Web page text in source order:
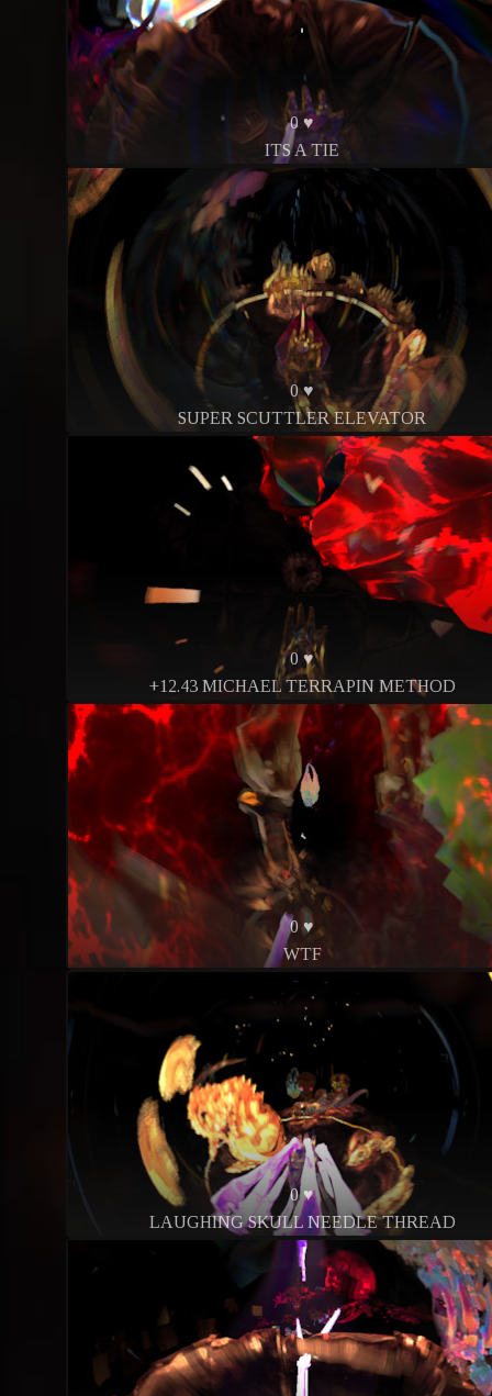
0 ♥
ITS A TIE
0 ♥
SUPER SCUTTLER ELEVATOR
0 ♥
+12.43 MICHAEL TERRAPIN METHOD
0 ♥
WTF
0 ♥
LAUGHING SKULL NEEDLE THREAD